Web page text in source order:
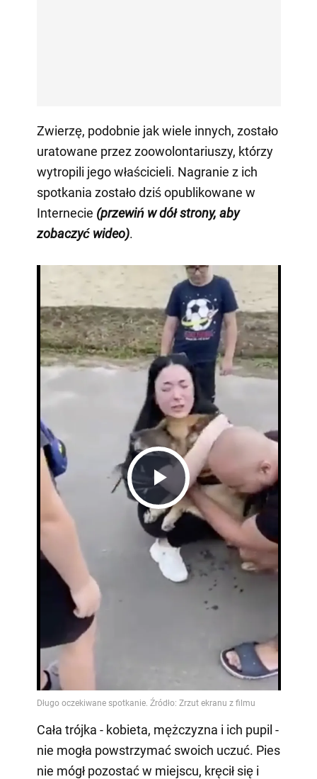
Zwierzę, podobnie jak wiele innych, zostało
uratowane przez zoowolontariuszy, którzy
wytropili jego właścicieli. Nagranie z ich
spotkania zostało dziś opublikowane w
Internecie (przewiń w dół strony, aby
zobaczyć wideo).
Play
Video
Cała trójka - kobieta, mężczyzna i ich pupil -
nie mogła powstrzymać swoich uczuć. Pies
nie mógł pozostać w miejscu, kręcił się i